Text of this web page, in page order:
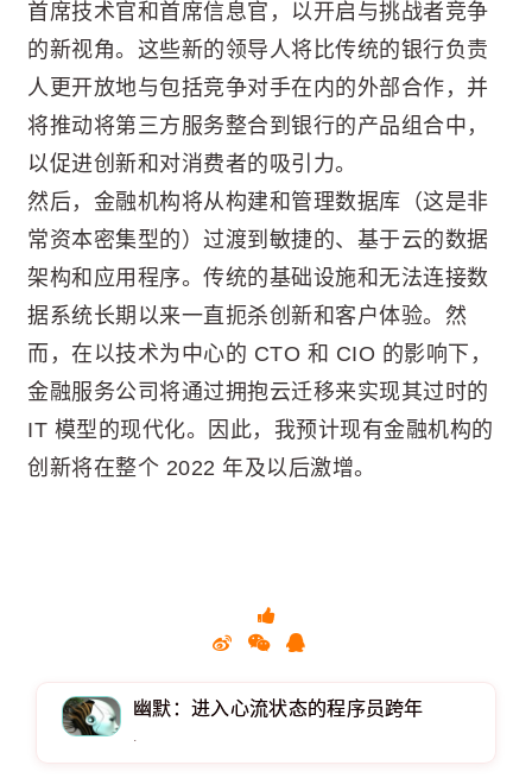
首席技术官和首席信息官，以开启与挑战者竞争
的新视角。这些新的领导人将比传统的银行负责
人更开放地与包括竞争对手在内的外部合作，并
将推动将第三方服务整合到银行的产品组合中，
以促进创新和对消费者的吸引力。
然后，金融机构将从构建和管理数据库（这是非
常资本密集型的​​）过渡到敏捷的、基于云的数据
架构和应用程序。传统的基础设施和无法连接数
据系统长期以来一直扼杀创新和客户体验。然
而，在以技术为中心的 CTO 和 CIO 的影响下，
金融服务公司将通过拥抱云迁移来实现其过时的
IT 模型的现代化。因此，我预计现有金融机构的
创新将在整个 2022 年及以后激增。
幽默：进入心流状态的程序员跨年
.